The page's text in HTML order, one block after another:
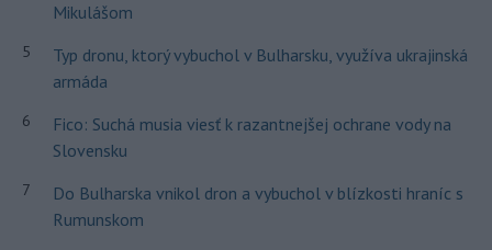
Mikulášom
5
Typ dronu, ktorý vybuchol v Bulharsku, využíva ukrajinská
armáda
6
Fico: Suchá musia viesť k razantnejšej ochrane vody na
Slovensku
7
Do Bulharska vnikol dron a vybuchol v blízkosti hraníc s
Rumunskom